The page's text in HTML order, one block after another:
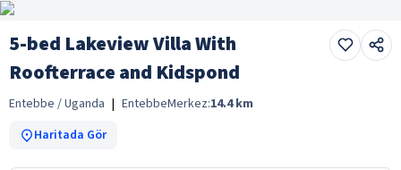
5-bed Lakeview Villa With
Roofterrace and Kidspond
Entebbe / Uganda | EntebbeMerkez:14.4 km
Haritada Gör